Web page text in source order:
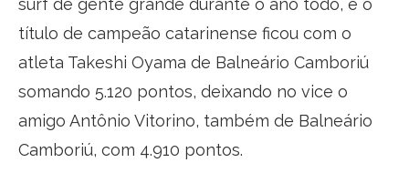
título de campeão catarinense ficou com o
atleta Takeshi Oyama de Balneário Camboriú
somando 5.120 pontos, deixando no vice o
amigo Antônio Vitorino, também de Balneário
Camboriú, com 4.910 pontos.